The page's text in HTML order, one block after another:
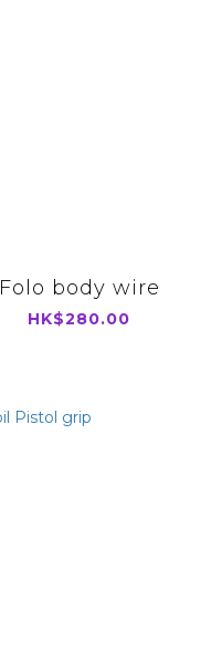
Folo body wire
HK$280.00